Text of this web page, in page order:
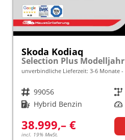
Skoda Kodiaq
unverbindliche Lieferzeit: 3-6 Monate
Fahrzeugnr. 99056 Getriebe
Kraftstoff Hybrid Benzin Leistung
38.999,– €
incl. 19% MwSt.